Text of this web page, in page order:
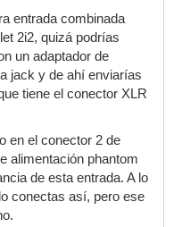
entrada combinada
2i2, quizá podrías
un adaptador de
jack y de ahí enviarías
tiene el conector XLR
en el conector 2 de
alimentación phantom
de esta entrada. A lo
conectas así, pero ese